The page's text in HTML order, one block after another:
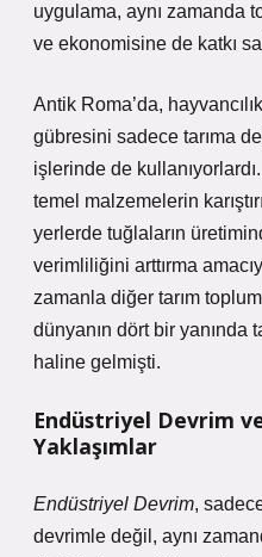
uygulama, aynı zamanda
ve ekonomisine de katkı
Antik Roma’da,
gübresini sadece tarıma
işlerinde de
temel malzemelerin
yerlerde tuğlaların
verimliliğini arttırma
zamanla diğer tarım
dünyanın dört bir yanında
haline gelmişti.
Endüstriyel Devrim
Yaklaşımlar
Endüstriyel Devrim,
devrimle değil, aynı